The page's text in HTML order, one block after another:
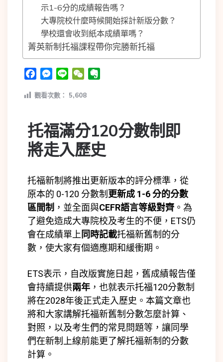
示1-6分的成績報告嗎？
大專院校什麼時候開始採計新版分數？
學校還會收到紙本成績單嗎？
菁英新制托福課程帶你完勝新托福
FacebookMessenger
Line WeChat
觀看次數： 5,608
托福滿分120分數制即
將走入歷史
托福新制將推出更新版本的評分標準，從
原本的 0-120 分數制 更新成 1-6 分的分數
區間制 ，並全面與CEFR語言等級對齊。為
了避免造成大專院校及考生的不便，ETS仍
會在成績單上 同時記載托福新舊制的分
數，使大家有個適應期和緩衝期。
ETS表示，自改版實施日起，舊成績報告僅
會持續提供兩年 ，也就表示托福120分數制
將在2028年後正式走入歷史。本篇文章也
將和大家講解托福新舊制分數怎麼計算、
對照，以及考生們的常見問題等，讓同學
們在新制上線前能更了解托福新制的分數
計算。